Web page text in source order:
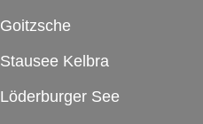
Goitzsche
Stausee Kelbra
Löderburger See